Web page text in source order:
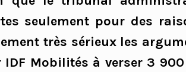
seulement pour des
très sérieux les
Mobilités à verser 3